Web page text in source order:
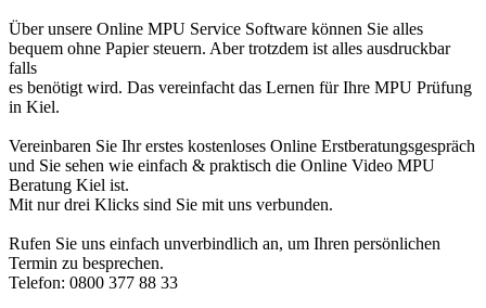
Über unsere Online MPU Service Software können Sie alles
bequem ohne Papier steuern. Aber trotzdem ist alles ausdruckbar
falls
es benötigt wird. Das vereinfacht das Lernen für Ihre MPU Prüfung
in Kiel.
Vereinbaren Sie Ihr erstes kostenloses Online Erstberatungsgespräch
und Sie sehen wie einfach & praktisch die Online Video MPU
Beratung Kiel ist.
Mit nur drei Klicks sind Sie mit uns verbunden.
Rufen Sie uns einfach unverbindlich an, um Ihren persönlichen
Termin zu besprechen.
Telefon: 0800 377 88 33